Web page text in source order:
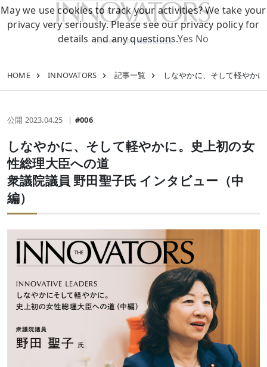
powered by
HOME INNOVATORS 記事一覧 しなやかに、そして軽やか
公開 2023.04.25 #006
しなやかに、そして軽やかに。史上初の女
性総理大臣への道
衆議院議員 野田聖子氏 インタビュー（中
編）
May we use cookies to track your activities? We take your
privacy very seriously. Please see our privacy policy for
details and any questions.Yes No